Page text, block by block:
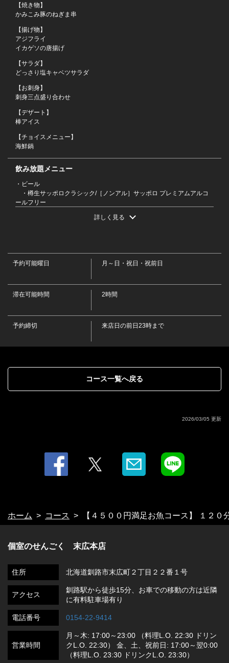
【焼き物】
かみこみ豚のねぎま串
【揚げ物】
アジフライ
イカゲソの唐揚げ
【サラダ】
どっさり塩キャベツサラダ
【お刺身】
刺身三点盛り合わせ
【デザート】
棒アイス
【チョイスメニュー】
海鮮鍋
飲み放題メニュー
・ビール
・樽生サッポロクラシック/［ノンアル］サッポロ プレミアムアルコ
ールフリー
・角ハイボール/デュワーズハイボール/くしろ夕日ハイボール
・焼酎［ロック・水割り・お湯割り］
・鏡月(甲類)/白糖 鍛高譚(紫蘇)/黒霧島(芋)/一刻者(芋)/からり芋(芋)/和
・日本酒［冷酒・熱燗］
・釧路 福司 上等辛口/釧路 福司 純米酒/釧路 福司 純米佳選/根室 北の
・梅酒/釧路 鍛高譚 梅酒/にごりゆず酒/マンゴー酒/もも酒/みかん酒
・ファジーネーブル/カシスオレンジ/カシスウーロン/ピーチウーロン
ュース/パインジュース/ぶどうジュース/コーヒー［アイス・ホット］/ホ
ットココア/ホットカフェオレ/ホットミルクティー/烏龍茶/緑茶
詳しく見る
予約可能曜日 月～日・祝日・祝前日
滞在可能時間 2時間
予約締切 来店日の前日23時まで
コース一覧へ戻る
2026/03/05 更新
ホーム コース 【４５００円満足お魚コース】 １２
【４５００円満足お魚コース】 １２０分飲み放題付(生ビー
ル込)全９品「海鮮鍋」 | 個室のせんごく 末広本店
北海道釧路市末広町２丁目２２番１号
https://sengoku-suehiro.owst.jp/courses/209999743
個室のせんごく 末広本店
住所 北海道釧路市末広町２丁目２２番１号
アクセス
釧路駅から徒歩15分、お車での移動の方は近隣
に有料駐車場有り
電話番号 0154-22-9414
営業時間
月～木: 17:00～23:00 （料理L.O. 22:30 ドリン
クL.O. 22:30） 金、土、祝前日: 17:00～翌0:00
（料理L.O. 23:30 ドリンクL.O. 23:30）